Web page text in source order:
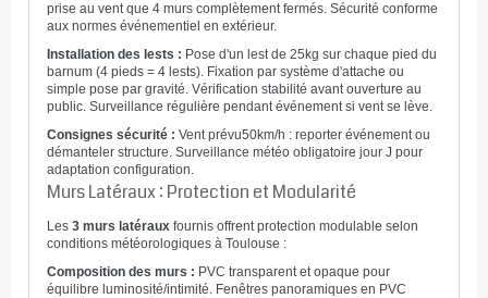
prise au vent que 4 murs complètement fermés. Sécurité conforme
aux normes événementiel en extérieur.
Installation des lests : Pose d'un lest de 25kg sur chaque pied du
barnum (4 pieds = 4 lests). Fixation par système d'attache ou
simple pose par gravité. Vérification stabilité avant ouverture au
public. Surveillance régulière pendant événement si vent se lève.
Consignes sécurité : Vent prévu50km/h : reporter événement ou
démanteler structure. Surveillance météo obligatoire jour J pour
adaptation configuration.
Murs Latéraux : Protection et Modularité
Les 3 murs latéraux fournis offrent protection modulable selon
conditions météorologiques à Toulouse :
Composition des murs : PVC transparent et opaque pour
équilibre luminosité/intimité. Fenêtres panoramiques en PVC